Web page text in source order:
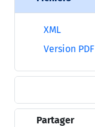
XML
Version PDF
Partager